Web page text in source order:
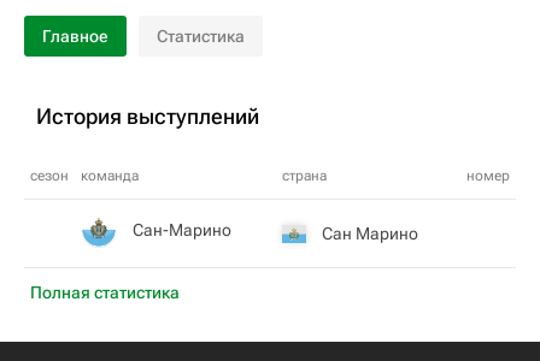
Главное Статистика
История выступлений
сезон команда страна номер
Полная статистика
Сан-Марино Сан Марино